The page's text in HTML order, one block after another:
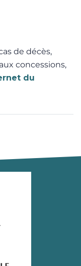
de décès,
concessions,
du